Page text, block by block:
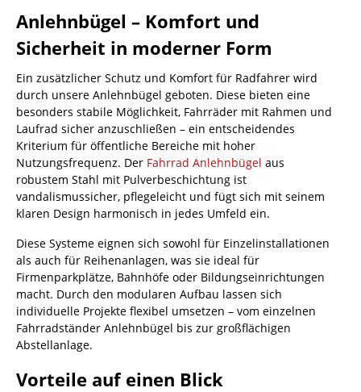
Anlehnbügel – Komfort und
Sicherheit in moderner Form
Ein zusätzlicher Schutz und Komfort für Radfahrer wird
durch unsere Anlehnbügel geboten. Diese bieten eine
besonders stabile Möglichkeit, Fahrräder mit Rahmen und
Laufrad sicher anzuschließen – ein entscheidendes
Kriterium für öffentliche Bereiche mit hoher
Nutzungsfrequenz. Der Fahrrad Anlehnbügel aus
robustem Stahl mit Pulverbeschichtung ist
vandalismussicher, pflegeleicht und fügt sich mit seinem
klaren Design harmonisch in jedes Umfeld ein.
Diese Systeme eignen sich sowohl für Einzelinstallationen
als auch für Reihenanlagen, was sie ideal für
Firmenparkplätze, Bahnhöfe oder Bildungseinrichtungen
macht. Durch den modularen Aufbau lassen sich
individuelle Projekte flexibel umsetzen – vom einzelnen
Fahrradständer Anlehnbügel bis zur großflächigen
Abstellanlage.
Vorteile auf einen Blick